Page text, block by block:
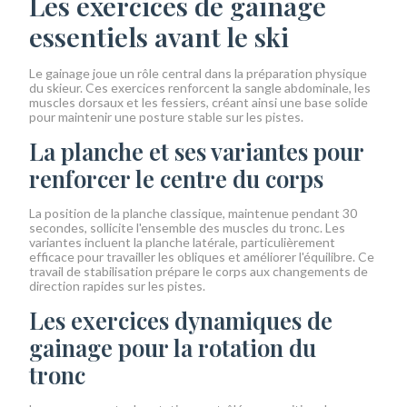
essentiels avant le ski
Le gainage joue un rôle central dans la préparation physique
du skieur. Ces exercices renforcent la sangle abdominale, les
muscles dorsaux et les fessiers, créant ainsi une base solide
pour maintenir une posture stable sur les pistes.
La planche et ses variantes pour
renforcer le centre du corps
La position de la planche classique, maintenue pendant 30
secondes, sollicite l'ensemble des muscles du tronc. Les
variantes incluent la planche latérale, particulièrement
efficace pour travailler les obliques et améliorer l'équilibre. Ce
travail de stabilisation prépare le corps aux changements de
direction rapides sur les pistes.
Les exercices dynamiques de
gainage pour la rotation du
tronc